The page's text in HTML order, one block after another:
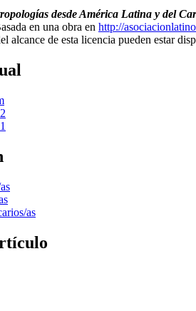
desde América Latina y del
en una obra en http://
alcance de esta licencia pueden estar
as